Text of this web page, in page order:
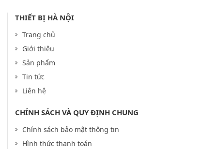
THIẾT BỊ HÀ NỘI
Trang chủ
Giới thiệu
Sản phẩm
Tin tức
Liên hệ
CHÍNH SÁCH VÀ QUY ĐỊNH CHUNG
Chính sách bảo mật thông tin
Hình thức thanh toán